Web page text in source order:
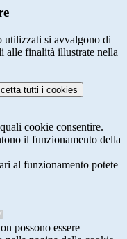
utilizzati si avvalgono di
alle finalità illustrate nella
tutti i cookies
cookie consentire.
il funzionamento della
al funzionamento potete
possono essere